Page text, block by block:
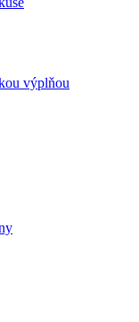
výplňou